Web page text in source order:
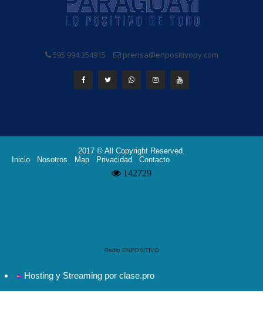
595 994 354915 prensa@enpositivopy.com
2017 © All Copyright Reserved.
Inicio
Nosotros Map Privacidad Contacto
Radio ENPOSITIVO
Hosting y Streaming por clase.pro